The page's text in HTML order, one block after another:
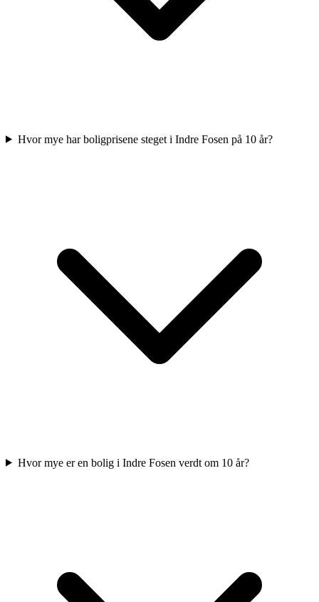
Hvor mye har boligprisene steget i Indre Fosen på 10 år?
Hvor mye er en bolig i Indre Fosen verdt om 10 år?